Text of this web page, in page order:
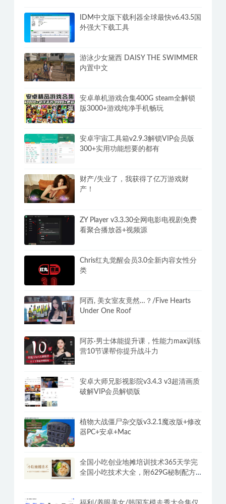
IDM中文版下载利器全球最快v6.43.5国
外强大下载工具
游泳少女黛西 DAISY THE SWIMMER
内置中文
安卓单机游戏合集400G steam全解锁
版3000+游戏纯净手机畅玩
安卓宇宙工具箱v2.9.3解锁VIP会员版
300+实用功能想要的都有
财产/失业了，我获得了亿万游戏财
产！
ZY Player v3.3.30全网电影电视剧免费
看聚合播放器+视频源
Chris红丸觉醒会员3.0全新内容女性分
类
阿西, 美女室友竟然…？/Five Hearts
Under One Roof
阿苏·男士体能提升课，性能力max训练
营10节课帮你提升战斗力
安卓大师兄影视影院v3.4.3 v3超清画质
破解VIP会员解锁版
植物大战僵尸杂交版v3.2.1魔改版+修改
器PC+安卓+Mac
全国小吃创业地摊培训技术365天学完
全国小吃技术大全，附629G秘制配方